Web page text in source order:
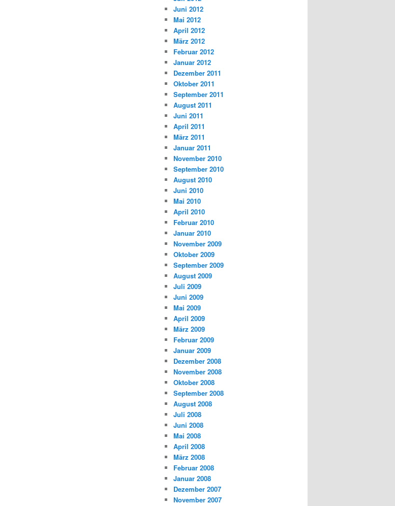
Juni 2012
Mai 2012
April 2012
März 2012
Februar 2012
Januar 2012
Dezember 2011
Oktober 2011
September 2011
August 2011
Juni 2011
April 2011
März 2011
Januar 2011
November 2010
September 2010
August 2010
Juni 2010
Mai 2010
April 2010
Februar 2010
Januar 2010
November 2009
Oktober 2009
September 2009
August 2009
Juli 2009
Juni 2009
Mai 2009
April 2009
März 2009
Februar 2009
Januar 2009
Dezember 2008
November 2008
Oktober 2008
September 2008
August 2008
Juli 2008
Juni 2008
Mai 2008
April 2008
März 2008
Februar 2008
Januar 2008
Dezember 2007
November 2007